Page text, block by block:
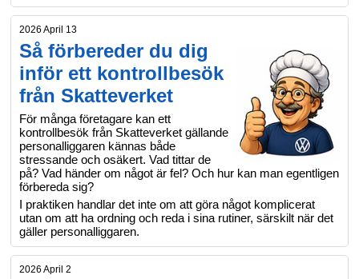
2026 April 13
Så förbereder du dig
inför ett kontrollbesök
från Skatteverket
För många företagare kan ett
kontrollbesök från Skatteverket gällande
personalliggaren kännas både
stressande och osäkert. Vad tittar de
på? Vad händer om något är fel? Och hur kan man egentligen
förbereda sig?
I praktiken handlar det inte om att göra något komplicerat
utan om att ha ordning och reda i sina rutiner, särskilt när det
gäller personalliggaren.
2026 April 2